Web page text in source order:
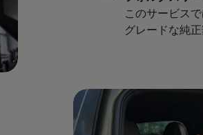
このサービス
グレードな純